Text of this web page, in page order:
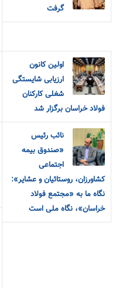
گرفت
اولین کانون
ارزیابی شایستگی
شغلی کارکنان
فولاد خراسان برگزار شد
نائب رئیس
«صندوق بیمه
اجتماعی
کشاورزان، روستائیان و عشایر»:
نگاه ما به «مجتمع فولاد
خراسان»، نگاه ملی است